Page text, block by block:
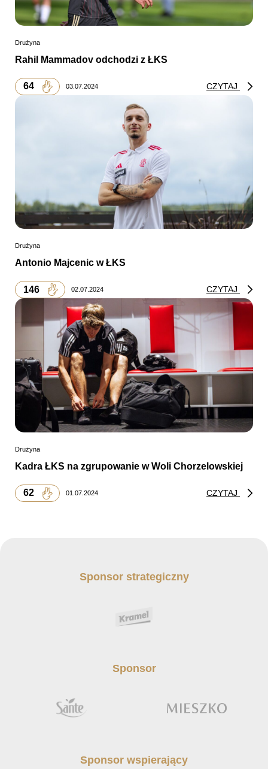
Drużyna
Rahil Mammadov odchodzi z ŁKS
64 03.07.2024 CZYTAJ
Drużyna
Antonio Majcenic w ŁKS
146 02.07.2024 CZYTAJ
Drużyna
Kadra ŁKS na zgrupowanie w Woli Chorzelowskiej
62 01.07.2024 CZYTAJ
Sponsor strategiczny
Sponsor
Sponsor wspierający